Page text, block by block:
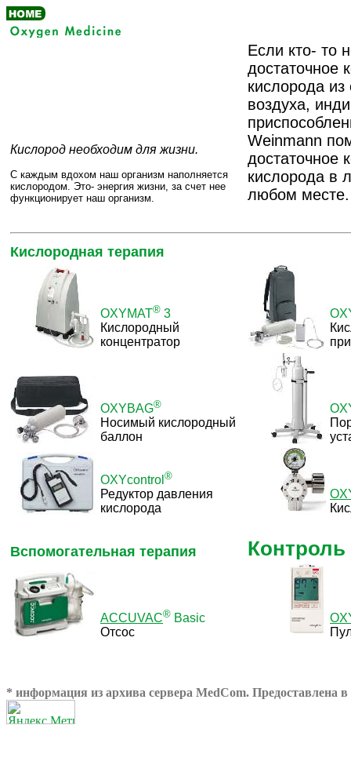
Кислород необходим для жизни.
С каждым вдохом наш организм наполняется
кислородом. Это- энергия жизни, за счет нее
функционирует наш организм.
Если кто- то
достаточное
кислорода
воздуха,
Weinmann
достаточное
кислорода в
любом месте.
Кислородная терапия
OXYMAT® 3
Кислородный
концентратор
OXYBAG®
Носимый кислородный
баллон
OXYcontrol ®
Редуктор давления
кислорода
Вспомогательная терапия
ACCUVAC® Basic
Отсос
* информация из архива сервера MedCom. Предоставлена